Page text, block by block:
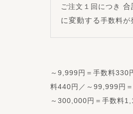
ご注文１回につき 合
に変動する手数料が
～9,999円＝手数料330
料440円／～99,999円
～300,000円＝手数料